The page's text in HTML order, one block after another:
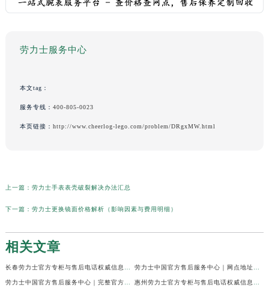
劳力士服务中心
本文tag：
服务专线： 400-805-0023
本页链接： http://www.cheerlog-lego.com/problem/DRgxMW.html
上一篇： 劳力士手表表壳破裂解决办法汇总
下一篇： 劳力士更换镜面价格解析（影响因素与费用明细）
相关文章